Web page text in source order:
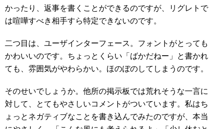
かったり、返事を書くことができるのですが、リグレトで
は喧嘩すべき相手すら特定できないのです。
二つ目は、ユーザインターフェース。フォントがとっても
かわいいのです。ちょっとくらい「ばかだねー」と書かれ
ても、雰囲気がやわらかい。ほのぼのしてしまうのです。
そのせいでしょうか。他所の掲示板では荒れそうな一言に
対して、とてもやさしいコメントがついています。私はち
ょっとネガティブなことを書き込んでみたのですが、本当